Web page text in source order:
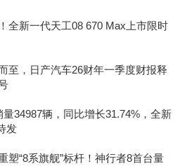
全新一代天工08 670 Max上市限时
至，日产汽车26财年一季度财报释
量34987辆，同比增长31.74%，全新
发
塑“8系旗舰”标杆！神行者8首台量